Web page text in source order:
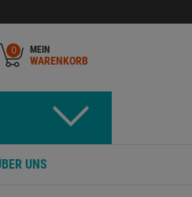
0 MEIN
WARENKORB
UNS